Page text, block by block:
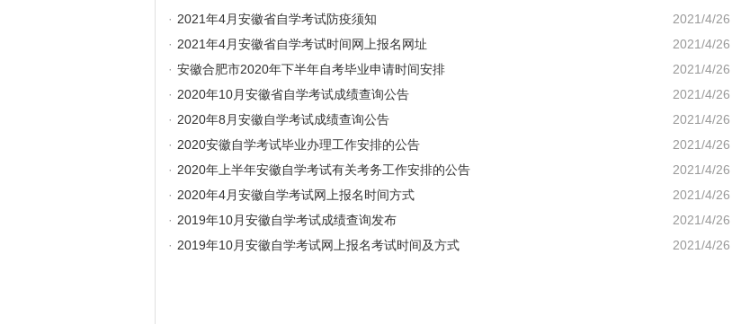
2021/4/26
· 2021年4月安徽省自学考试防疫须知
2021/4/26
· 2021年4月安徽省自学考试时间网上报名网址
2021/4/26
· 安徽合肥市2020年下半年自考毕业申请时间安排
2021/4/26
· 2020年10月安徽省自学考试成绩查询公告
2021/4/26
· 2020年8月安徽自学考试成绩查询公告
2021/4/26
· 2020安徽自学考试毕业办理工作安排的公告
2021/4/26
· 2020年上半年安徽自学考试有关考务工作安排的公告
2021/4/26
· 2020年4月安徽自学考试网上报名时间方式
2021/4/26
· 2019年10月安徽自学考试成绩查询发布
2021/4/26
· 2019年10月安徽自学考试网上报名考试时间及方式